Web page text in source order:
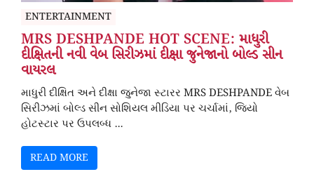
ENTERTAINMENT
MRS DESHPANDE HOT SCENE: માધુરી
દીક્ષિતની નવી વેબ સિરીઝમાં દીક્ષા જુનેજાનો બોલ્ડ સીન
વાયરલ
માધુરી દીક્ષિત અને દીક્ષા જુનેજા સ્ટારર MRS DESHPANDE વેબ
સિરીઝમાં બોલ્ડ સીન સોશિયલ મીડિયા પર ચર્ચામાં, જિયો
હોટસ્ટાર પર ઉપલબ્ધ ...
READ MORE